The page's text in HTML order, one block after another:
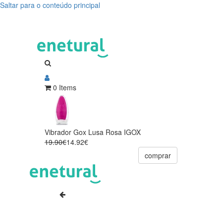
Saltar para o conteúdo principal
0 Items
Vibrador Gox Lusa Rosa IGOX
19.90€14.92€
comprar